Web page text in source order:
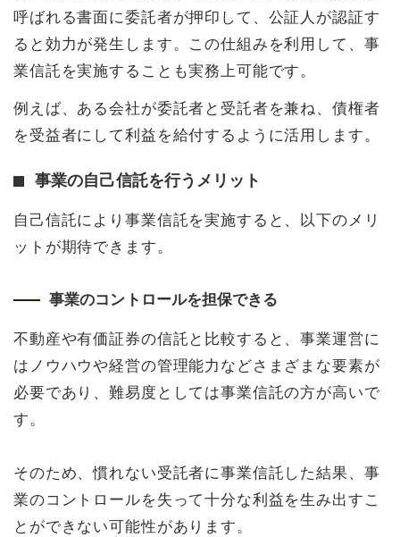
呼ばれる書面に委託者が押印して、公証人が認証す
ると効力が発生します。この仕組みを利用して、事
業信託を実施することも実務上可能です。
例えば、ある会社が委託者と受託者を兼ね、債権者
を受益者にして利益を給付するように活用します。
事業の自己信託を行うメリット
自己信託により事業信託を実施すると、以下のメリ
ットが期待できます。
事業のコントロールを担保できる
不動産や有価証券の信託と比較すると、事業運営に
はノウハウや経営の管理能力などさまざまな要素が
必要であり、難易度としては事業信託の方が高いで
す。
そのため、慣れない受託者に事業信託した結果、事
業のコントロールを失って十分な利益を生み出すこ
とができない可能性があります。